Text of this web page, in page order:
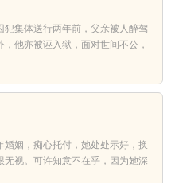
犯集体送行两年前，父亲被人醉驾
他亦被诬入狱，面对世间不公，
婚姻，痴心托付，她处处示好，换
无视。可许知意不在乎，因为她深